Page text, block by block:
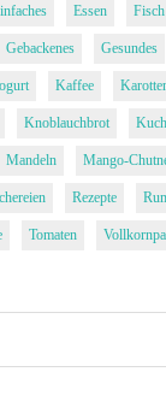
Essen Fisch
Gebackenes Gesundes
Kaffee
Knoblauchbrot
Mandeln Mango-
Rezepte
Tomaten